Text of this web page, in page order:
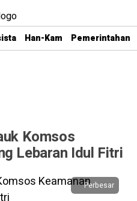
Han-Kam Pemerintahan
Komsos
Lebaran Idul Fitri
Perbesar